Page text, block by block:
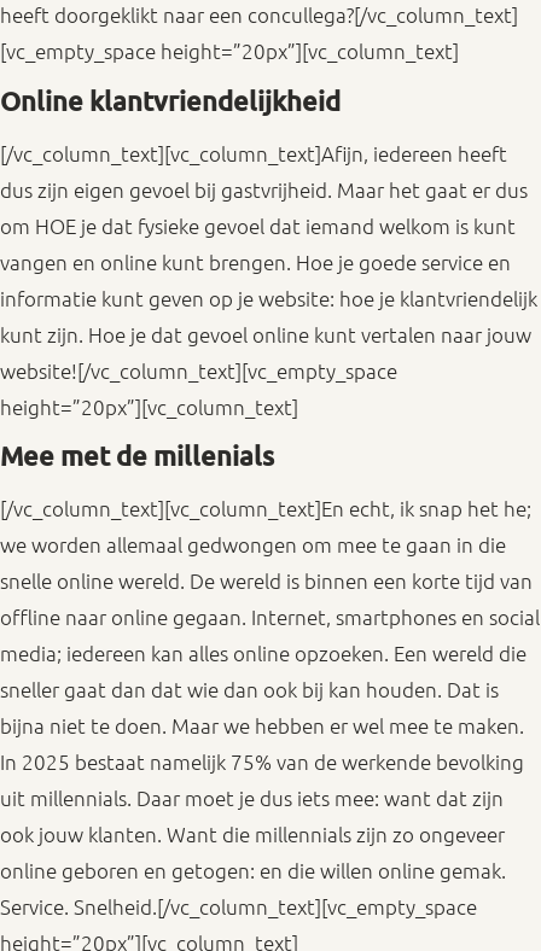
heeft doorgeklikt naar een concullega?[/vc_column_text]
[vc_empty_space height=”20px”][vc_column_text]
Online klantvriendelijkheid
[/vc_column_text][vc_column_text]Afijn, iedereen heeft
dus zijn eigen gevoel bij gastvrijheid. Maar het gaat er dus
om HOE je dat fysieke gevoel dat iemand welkom is kunt
vangen en online kunt brengen. Hoe je goede service en
informatie kunt geven op je website: hoe je klantvriendelijk
kunt zijn. Hoe je dat gevoel online kunt vertalen naar jouw
website![/vc_column_text][vc_empty_space
height=”20px”][vc_column_text]
Mee met de millenials
[/vc_column_text][vc_column_text]En echt, ik snap het he;
we worden allemaal gedwongen om mee te gaan in die
snelle online wereld. De wereld is binnen een korte tijd van
offline naar online gegaan. Internet, smartphones en social
media; iedereen kan alles online opzoeken. Een wereld die
sneller gaat dan dat wie dan ook bij kan houden. Dat is
bijna niet te doen. Maar we hebben er wel mee te maken.
In 2025 bestaat namelijk 75% van de werkende bevolking
uit millennials. Daar moet je dus iets mee: want dat zijn
ook jouw klanten. Want die millennials zijn zo ongeveer
online geboren en getogen: en die willen online gemak.
Service. Snelheid.[/vc_column_text][vc_empty_space
height=”20px”][vc_column_text]